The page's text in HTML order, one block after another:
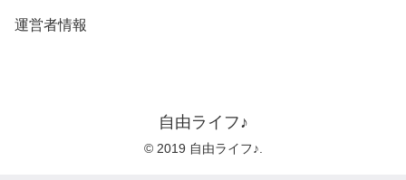
運営者情報
自由ライフ♪
© 2019 自由ライフ♪.